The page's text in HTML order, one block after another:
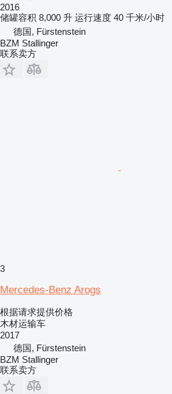
2016
储罐容积 8,000 升 运行速度 40 千米/小时
德国, Fürstenstein
BZM Stallinger
联系卖方
3
Mercedes-Benz Arogs
根据请求提供价格
木材运输车
2017
德国, Fürstenstein
BZM Stallinger
联系卖方